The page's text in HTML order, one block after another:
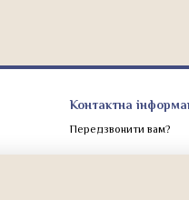
Контактна
Передзвонити вам?